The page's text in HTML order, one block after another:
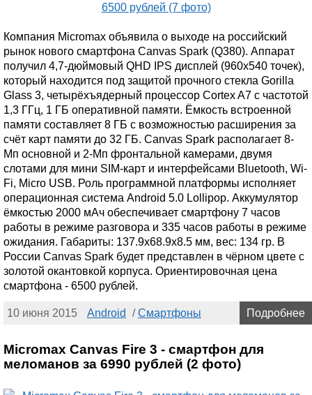
Компания Micromax объявила о выходе на российский
рынок нового смартфона Canvas Spark (Q380). Аппарат
получил 4,7-дюймовый QHD IPS дисплей (960х540 точек),
который находится под защитой прочного стекла Gorilla
Glass 3, четырёхъядерный процессор Cortex A7 с частотой
1,3 ГГц, 1 ГБ оперативной памяти. Ёмкость встроенной
памяти составляет 8 ГБ с возможностью расширения за
счёт карт памяти до 32 ГБ. Canvas Spark располагает 8-
Мп основной и 2-Мп фронтальной камерами, двумя
слотами для мини SIM-карт и интерфейсами Bluetooth, Wi-
Fi, Micro USB. Роль программной платформы исполняет
операционная система Android 5.0 Lollipop. Аккумулятор
ёмкостью 2000 мАч обеспечивает смартфону 7 часов
работы в режиме разговора и 335 часов работы в режиме
ожидания. Габариты: 137.9х68.9х8.5 мм, вес: 134 гр. В
России Canvas Spark будет представлен в чёрном цвете с
золотой окантовкой корпуса. Ориентировочная цена
смартфона - 6500 рублей.
10 июня 2015 Android /Смартфоны Подробнее
Micromax Canvas Fire 3 - смартфон для
меломанов за 6990 рублей (2 фото)